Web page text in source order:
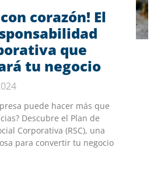
corazón! El
que
tu negocio
puede hacer más que
Descubre el Plan de
Corporativa (RSC), una
para convertir tu negocio